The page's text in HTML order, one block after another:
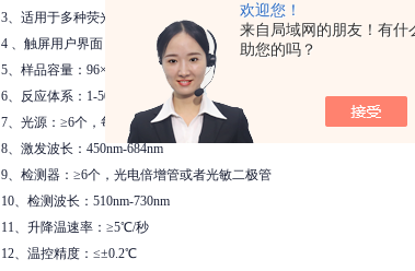
欢迎您！
来自局域网的朋友！有什
助您的吗？
3、适用于多种荧光方法，如Taqman，Molecular Beacon，FRET探针，
4 、触屏用户界面：屏幕可根据用户使用进行12-55调整角度，创建和修
5、样品容量：96×0.2ml
6、反应体系：1-50µl
7、光源：≥6个，每个通道一个独立光源，例如：四通道四个光源独立
8、激发波长：450nm-684nm
9、检测器：≥6个，光电倍增管或者光敏二极管
10、检测波长：510nm-730nm
11、升降温速率：≥5℃/秒
12、温控精度：≤±0.2℃